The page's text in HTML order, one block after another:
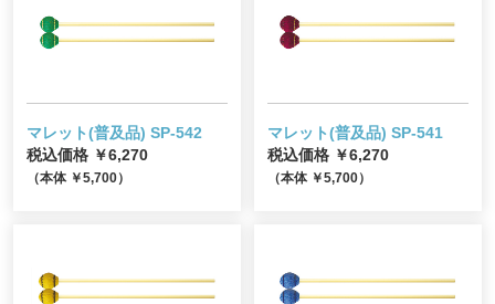
マレット(普及品) SP-542
税込価格 ￥6,270
（本体 ￥5,700）
マレット(普及品) SP-541
税込価格 ￥6,270
（本体 ￥5,700）